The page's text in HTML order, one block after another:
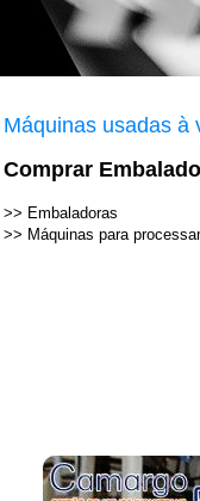
Máquinas usadas à
Comprar
>> Embaladoras
>> Máquinas para